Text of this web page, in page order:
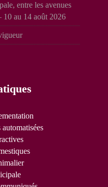
entre les avenues
10 au 14 août 2026
automatisées